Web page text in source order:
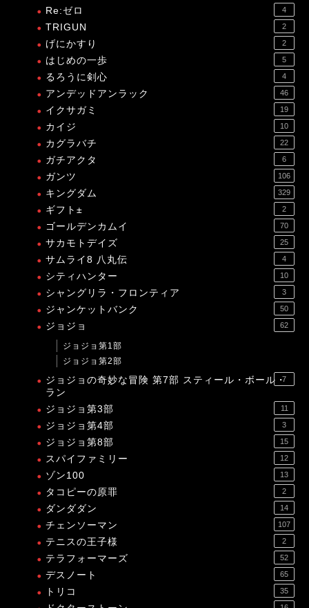
Re:ゼロ 4
TRIGUN 2
げにかすり 2
はじめの一歩 5
るろうに剣心 4
アンデッドアンラック 46
イクサガミ 19
カイジ 10
カグラバチ 22
ガチアクタ 6
ガンツ 106
キングダム 329
ギフト± 2
ゴールデンカムイ 70
サカモトデイズ 25
サムライ8 八丸伝 4
シティハンター 10
シャングリラ・フロンティア 3
ジャンケットバンク 50
ジョジョ 62
ジョジョ第1部
ジョジョ第2部
ジョジョの奇妙な冒険 第7部 スティール・ボール・
ラン
7
ジョジョ第3部 11
ジョジョ第4部 3
ジョジョ第8部 15
スパイファミリー 12
ゾン100 13
タコピーの原罪 2
ダンダダン 14
チェンソーマン 107
テニスの王子様 2
テラフォーマーズ 52
デスノート 65
トリコ 35